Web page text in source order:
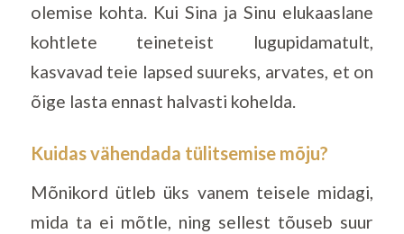
olemise kohta. Kui Sina ja Sinu elukaaslane
kohtlete teineteist lugupidamatult,
kasvavad teie lapsed suureks, arvates, et on
õige lasta ennast halvasti kohelda.
Kuidas vähendada tülitsemise mõju?
Mõnikord ütleb üks vanem teisele midagi,
mida ta ei mõtle, ning sellest tõuseb suur